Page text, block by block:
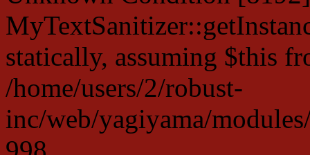
statically, assuming $this
/home/users/2/robust-
inc/web/yagiyama/